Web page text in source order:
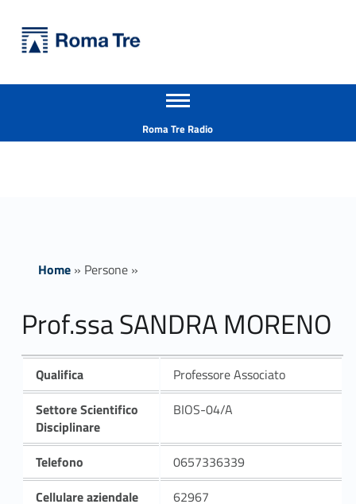
Prof.ssa SANDRA MORENO ricerca - Università Roma Tre
Apri il menu secondario
Roma Tre Radio
Home» Persone»
Prof.ssa SANDRA MORENO
Qualifica
Professore Associato
Settore Scientifico
Disciplinare
BIOS-04/A
Telefono
0657336339
Cellulare aziendale
62967